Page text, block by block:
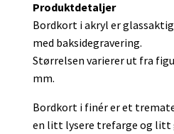
Produktdetaljer
Bordkort i akryl er
med baksidegravering.
Størrelsen varierer ut fra
mm.
Bordkort i finér er et
en litt lysere trefarge og litt